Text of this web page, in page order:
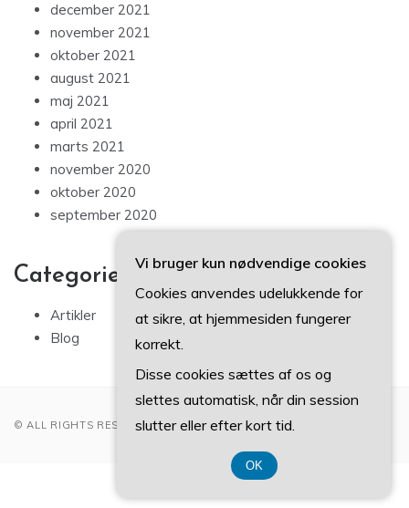
december 2021
november 2021
oktober 2021
august 2021
maj 2021
april 2021
marts 2021
november 2020
oktober 2020
september 2020
Categories
Artikler
Blog
© ALL RIGHTS RESERVED 2022
Vi bruger kun nødvendige cookies
Cookies anvendes udelukkende for
at sikre, at hjemmesiden fungerer
korrekt.
Disse cookies sættes af os og
slettes automatisk, når din session
slutter eller efter kort tid.
OK